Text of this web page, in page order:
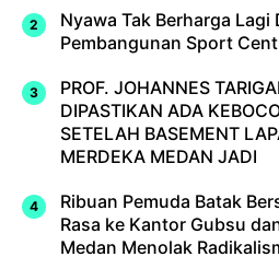
Nyawa Tak Berharga Lagi
Pembangunan Sport
PROF. JOHANNES
DIPASTIKAN ADA
SETELAH BASEMENT
MERDEKA MEDAN JADI
Ribuan Pemuda Batak
Rasa ke Kantor Gubsu
Medan Menolak